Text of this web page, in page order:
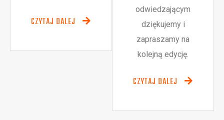
CZYTAJ DALEJ
odwiedzającym
dziękujemy i
zapraszamy na
kolejną edycję.
CZYTAJ DALEJ